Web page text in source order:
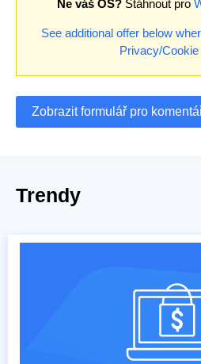
Ne váš OS? Stáhnout pro
See additional offer below
Privacy/Cookie
Zobrazit formulář pro
Trendy